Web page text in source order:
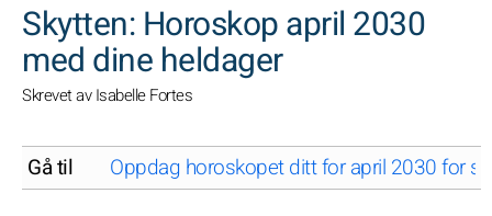
Skytten: Horoskop april 2030
med dine heldager
Skrevet av Isabelle Fortes
Gå til Oppdag horoskopet ditt for april 2030 for